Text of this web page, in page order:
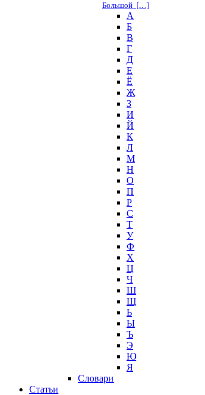
Большой […]
А
Б
В
Г
Д
Е
Ё
Ж
З
И
Й
К
Л
М
Н
О
П
Р
С
Т
У
Ф
Х
Ц
Ч
Ш
Щ
Ь
Ы
Ъ
Э
Ю
Я
Cловари
Статьи